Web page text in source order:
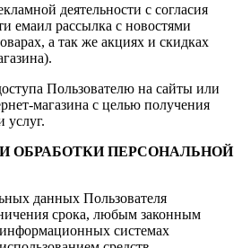
деятельности с согласия
емаил рассылка с новостями
а так же акциях и скидках
Пользователю на сайты или
магазина с целью получения
услуг.
ОБРАБОТКИ ПЕРСОНАЛЬНОЙ
данных Пользователя
срока, любым законным
системах